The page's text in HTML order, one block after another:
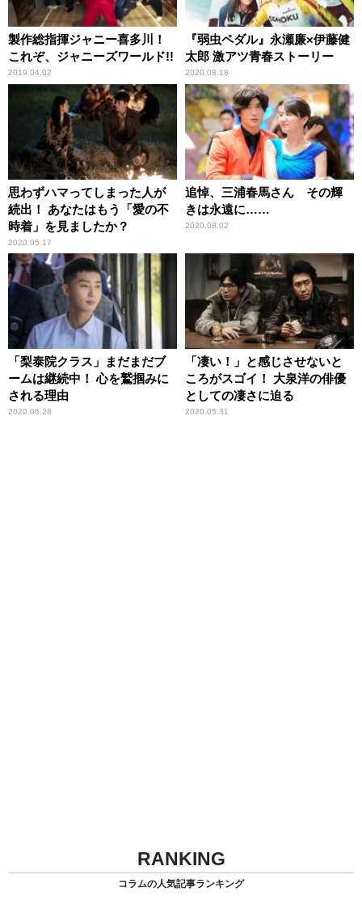
製作総指揮ジャニー喜多川！
これぞ、ジャニーズワールド!!
2019.04.02
『弱虫ペダル』永瀬廉×伊藤健
太郎 激アツ青春ストーリー
2020.08.18
思わずハマってしまった人が
続出！ あなたはもう「愛の不
時着」を見ましたか？
2020.05.17
追悼、三浦春馬さん その輝
きは永遠に……
2020.08.02
「梨泰院クラス」まだまだブ
ームは継続中！ 心を鷲掴みに
される理由
2020.06.28
「凄い！」と感じさせないと
ころがスゴイ！ 大泉洋の俳優
としての凄さに迫る
2020.05.31
RANKING
コラムの人気記事ランキング